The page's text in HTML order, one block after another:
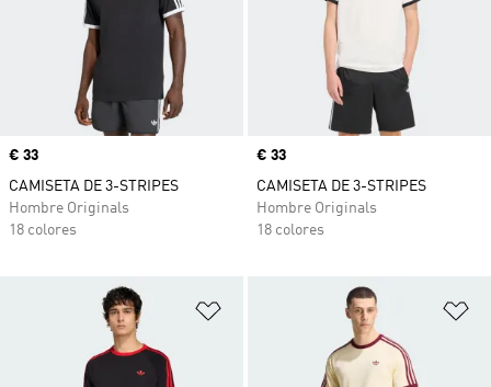
Precio
€ 33
CAMISETA DE 3-STRIPES
Hombre Originals
18 colores
Precio
€ 33
CAMISETA DE 3-STRIPES
Hombre Originals
18 colores
Añadir a la lista de deseos